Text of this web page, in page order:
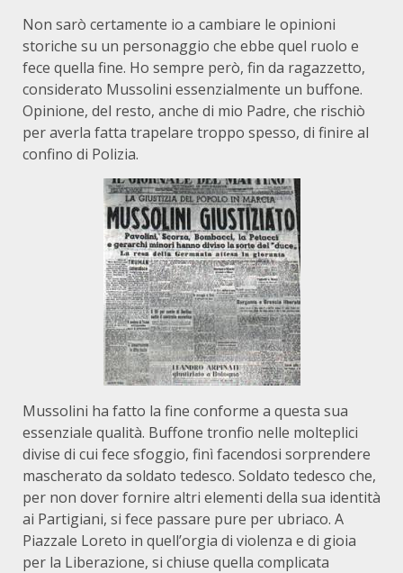
Non sarò certamente io a cambiare le opinioni
storiche su un personaggio che ebbe quel ruolo e
fece quella fine. Ho sempre però, fin da ragazzetto,
considerato Mussolini essenzialmente un buffone.
Opinione, del resto, anche di mio Padre, che rischiò
per averla fatta trapelare troppo spesso, di finire al
confino di Polizia.
Mussolini ha fatto la fine conforme a questa sua
essenziale qualità. Buffone tronfio nelle molteplici
divise di cui fece sfoggio, finì facendosi sorprendere
mascherato da soldato tedesco. Soldato tedesco che,
per non dover fornire altri elementi della sua identità
ai Partigiani, si fece passare pure per ubriaco. A
Piazzale Loreto in quell’orgia di violenza e di gioia
per la Liberazione, si chiuse quella complicata